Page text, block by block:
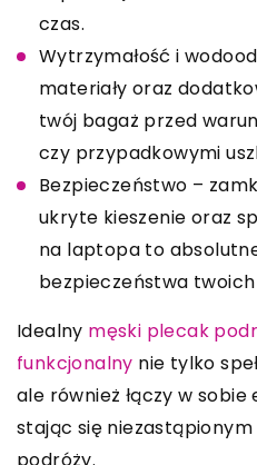
czas.
Wytrzymałość i
materiały oraz
twój bagaż przed
czy przypadkowymi
Bezpieczeństwo –
ukryte kieszenie oraz
na laptopa to
bezpieczeństwa
Idealny męski plecak
funkcjonalny nie tylko
ale również łączy w
stając się